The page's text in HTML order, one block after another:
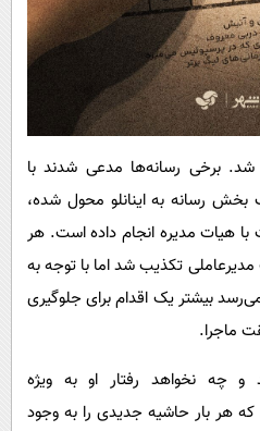
شد. برخی رسانه‌ها مدعی شدند با
بخش رسانه به اینانلو محول شده،
با هیات مدیره انجام داده است. هر
تکذیب شد اما با توجه به
بیشتر یک اقدام برای جلوگیری
ماجرا.
و چه نخواهد رفتار او به ویژه
هر بار حاشیه جدیدی را به وجود